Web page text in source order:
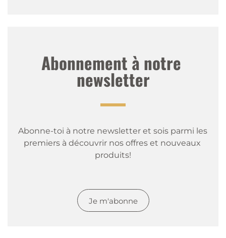
Abonnement à notre
newsletter
Abonne-toi à notre newsletter et sois parmi les
premiers à découvrir nos offres et nouveaux
produits!
Je m'abonne